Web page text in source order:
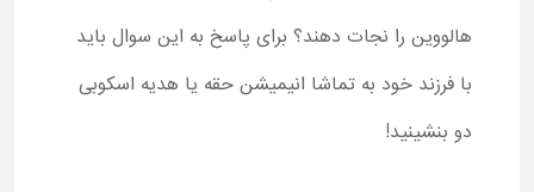
هالووین را نجات دهند؟ برای پاسخ به این سوال باید
با فرزند خود به تماشا انیمیشن حقه یا هدیه اسکوبی
دو بنشینید!